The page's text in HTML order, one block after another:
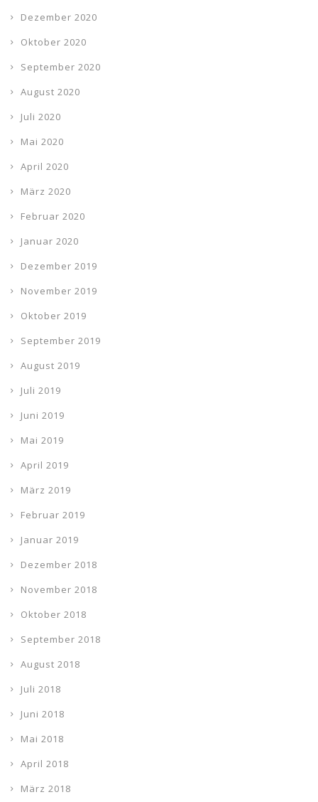
Dezember 2020
Oktober 2020
September 2020
August 2020
Juli 2020
Mai 2020
April 2020
März 2020
Februar 2020
Januar 2020
Dezember 2019
November 2019
Oktober 2019
September 2019
August 2019
Juli 2019
Juni 2019
Mai 2019
April 2019
März 2019
Februar 2019
Januar 2019
Dezember 2018
November 2018
Oktober 2018
September 2018
August 2018
Juli 2018
Juni 2018
Mai 2018
April 2018
März 2018